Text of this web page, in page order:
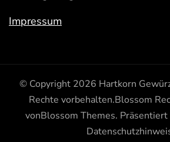
Impressum
© Copyright 2026 Hartkorn
Rechte vorbehalten.Blossom
vonBlossom Themes. Präsentiert